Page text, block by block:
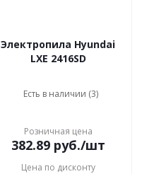
Электропила Hyundai
LXE 2416SD
Есть в наличии (3)
Розничная цена
382.89руб./шт
Цена по дисконту